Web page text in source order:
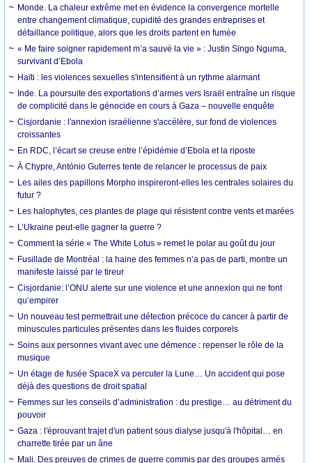
Monde. La chaleur extrême met en évidence la convergence mortelle
entre changement climatique, cupidité des grandes entreprises et
défaillance politique, alors que les droits partent en fumée
« Me faire soigner rapidement m’a sauvé la vie » : Justin Singo Nguma,
survivant d’Ebola
Haïti : les violences sexuelles s'intensifient à un rythme alarmant
Inde. La poursuite des exportations d’armes vers Israël entraîne un risque
de complicité dans le génocide en cours à Gaza – nouvelle enquête
Cisjordanie : l'annexion israélienne s'accélère, sur fond de violences
croissantes
En RDC, l’écart se creuse entre l’épidémie d’Ebola et la riposte
À Chypre, António Guterres tente de relancer le processus de paix
Les ailes des papillons Morpho inspireront-elles les centrales solaires du
futur ?
Les halophytes, ces plantes de plage qui résistent contre vents et marées
L’Ukraine peut-elle gagner la guerre ?
Comment la série « The White Lotus » remet le polar au goût du jour
Fusillade de Montréal : la haine des femmes n’a pas de parti, montre un
manifeste laissé par le tireur
Cisjordanie: l’ONU alerte sur une violence et une annexion qui ne font
qu’empirer
Un nouveau test permettrait une détection précoce du cancer à partir de
minuscules particules présentes dans les fluides corporels
Soins aux personnes vivant avec une démence : repenser le rôle de la
musique
Un étage de fusée SpaceX va percuter la Lune… Un accident qui pose
déjà des questions de droit spatial
Femmes sur les conseils d’administration : du prestige… au détriment du
pouvoir
Gaza : l'éprouvant trajet d'un patient sous dialyse jusqu'à l'hôpital… en
charrette tirée par un âne
Mali. Des preuves de crimes de guerre commis par des groupes armés